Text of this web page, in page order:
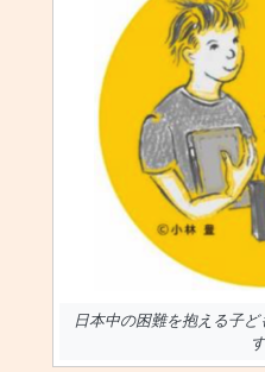
日本中の困難を抱える子